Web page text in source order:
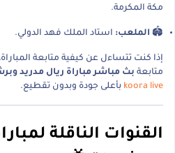
مكة المكرمة.
🏟️ الملعب: استاد الملك فهد الدولي.
إذا كنت تتساءل عن كيفية متابعة
متابعة بث مباشر مباراة ريال مدريد
koora live بأعلى جودة وبدون تقطيع.
القنوات الناقلة